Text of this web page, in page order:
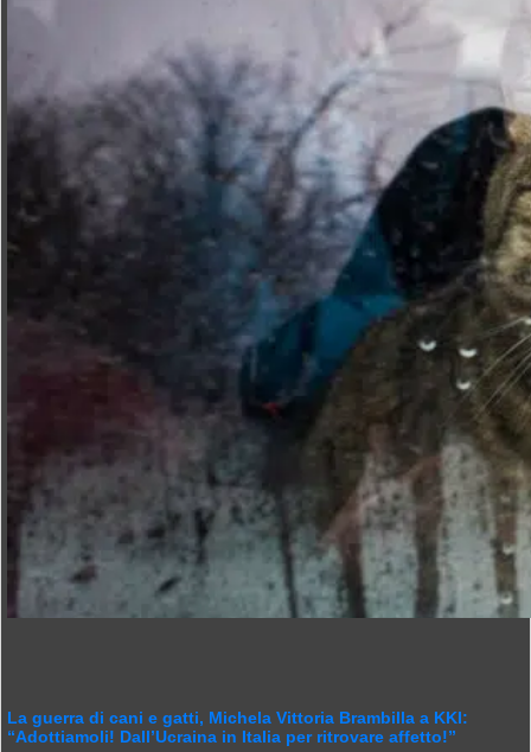
La guerra di cani e gatti, Michela Vittoria Brambilla a KKI:
“Adottiamoli! Dall’Ucraina in Italia per ritrovare affetto!”